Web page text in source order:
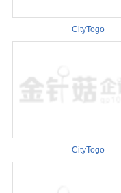
CityTogo
CityTogo